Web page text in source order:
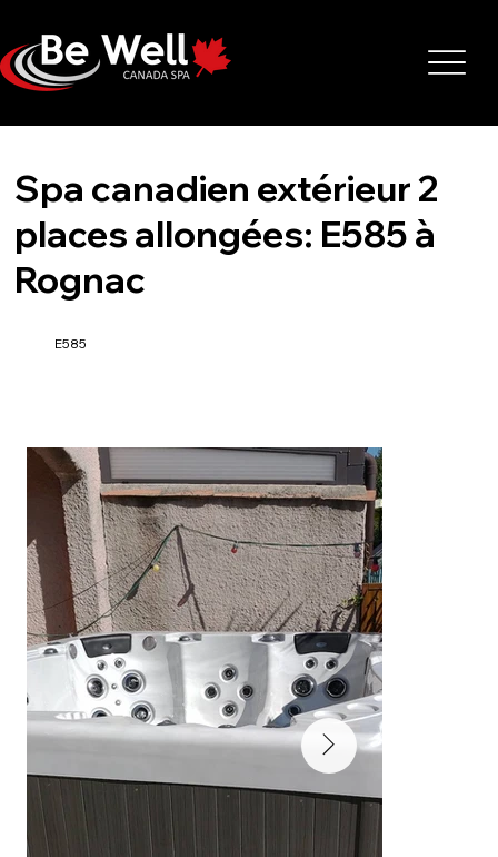
Spa canadien extérieur 2
places allongées: E585 à
Rognac
E585